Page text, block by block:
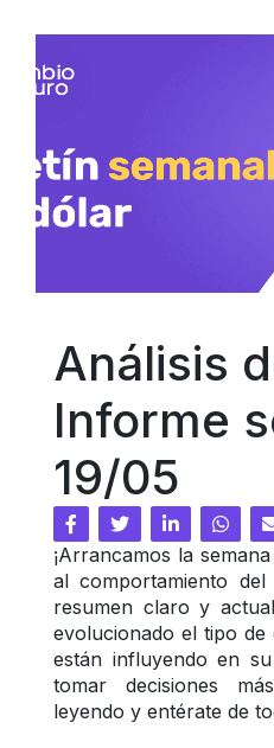
Análisis
Informe
19/05
¡Arrancamos la
al comportamiento
resumen claro y
evolucionado el tipo
están influyendo en su
tomar decisiones
leyendo y entérate de